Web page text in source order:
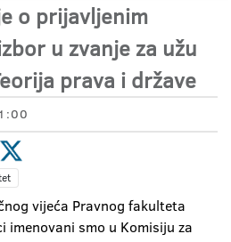
o prijavljenim
u zvanje za užu
prava i države
vijeća Pravnog fakulteta
imenovani smo u Komisiju za